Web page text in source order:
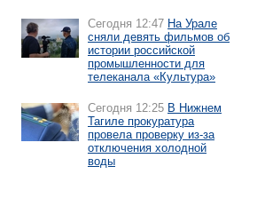
Сегодня 12:47 На Урале
сняли девять фильмов об
истории российской
промышленности для
телеканала «Культура»
Сегодня 12:25 В Нижнем
Тагиле прокуратура
провела проверку из-за
отключения холодной
воды